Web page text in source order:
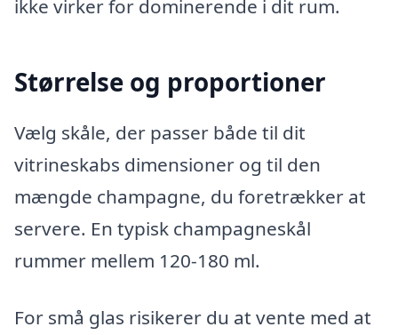
ikke virker for dominerende i dit rum.
Størrelse og proportioner
Vælg skåle, der passer både til dit
vitrineskabs dimensioner og til den
mængde champagne, du foretrækker at
servere. En typisk champagneskål
rummer mellem 120-180 ml.
For små glas risikerer du at vente med at